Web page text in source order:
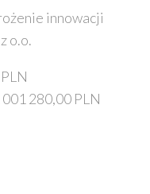
innowacji
o.o.
001 280,00 PLN